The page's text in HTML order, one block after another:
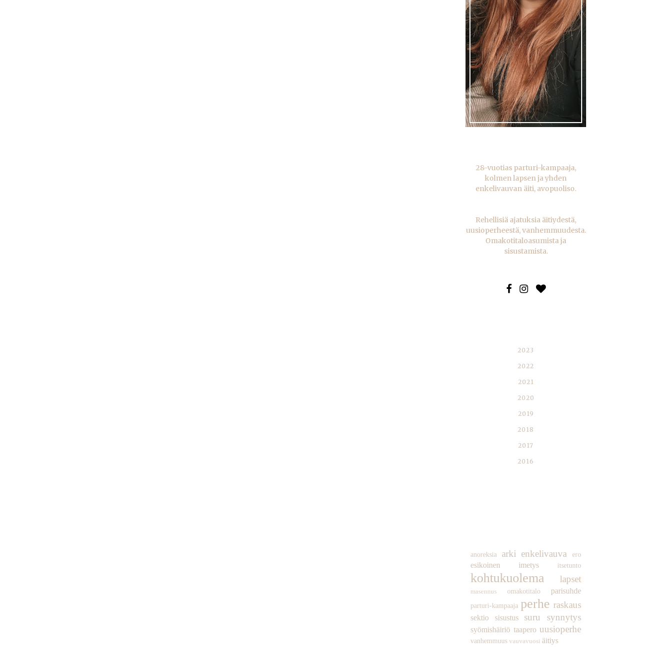
28-vuotias parturi-kampaaja,
kolmen lapsen ja yhden
enkelivauvan äiti, avopuoliso.
Rehellisiä ajatuksia äitiydestä,
uusioperheestä, vanhemmuudesta.
Omakotitaloasumista ja
sisustamista.
2023
2022
2021
2020
2019
2018
2017
2016
anoreksia arki enkelivauva ero
esikoinen imetys itsetunto
kohtukuolema lapset
masennus omakotitalo parisuhde
parturi-kampaaja perhe raskaus
sektio sisustus suru synnytys
syömishäiriö taapero uusioperhe
vanhemmuus vauvavuosi äitiys